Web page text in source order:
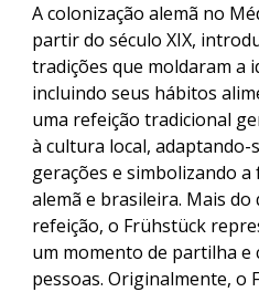
A colonização alemã no
partir do século XIX,
tradições que moldaram a
incluindo seus hábitos
uma refeição tradicional
à cultura local, adaptando-
gerações e simbolizando
alemã e brasileira. Mais do
refeição, o Frühstück
um momento de partilha e
pessoas. Originalmente, o